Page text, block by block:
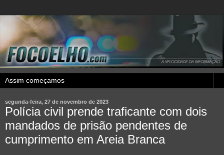
segunda-feira, 27 de novembro de 2023
Polícia civil prende traficante com dois
mandados de prisão pendentes de
cumprimento em Areia Branca